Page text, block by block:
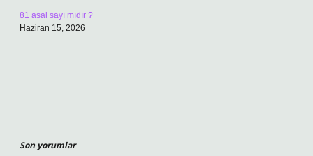
81 asal sayı mıdır ?
Haziran 15, 2026
Son yorumlar